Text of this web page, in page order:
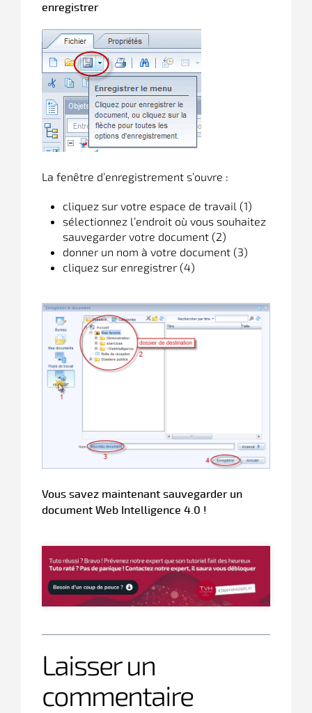
enregistrer
La fenêtre d’enregistrement s’ouvre :
cliquez sur votre espace de travail (1)
sélectionnez l’endroit où vous souhaitez
sauvegarder votre document (2)
donner un nom à votre document (3)
cliquez sur enregistrer (4)
Vous savez maintenant sauvegarder un
document Web Intelligence 4.0 !
Laisser un
commentaire